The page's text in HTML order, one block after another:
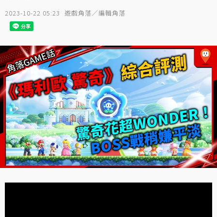
2023-10-22 05:23 遊戲角落／編輯角落